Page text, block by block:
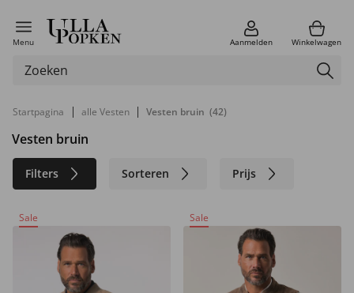
Menu Aanmelden Winkelwagen
Startpagina | alle Vesten | Vesten bruin (42)
Vesten bruin
Filters Sorteren Prijs
Materiaal
Sale Sale